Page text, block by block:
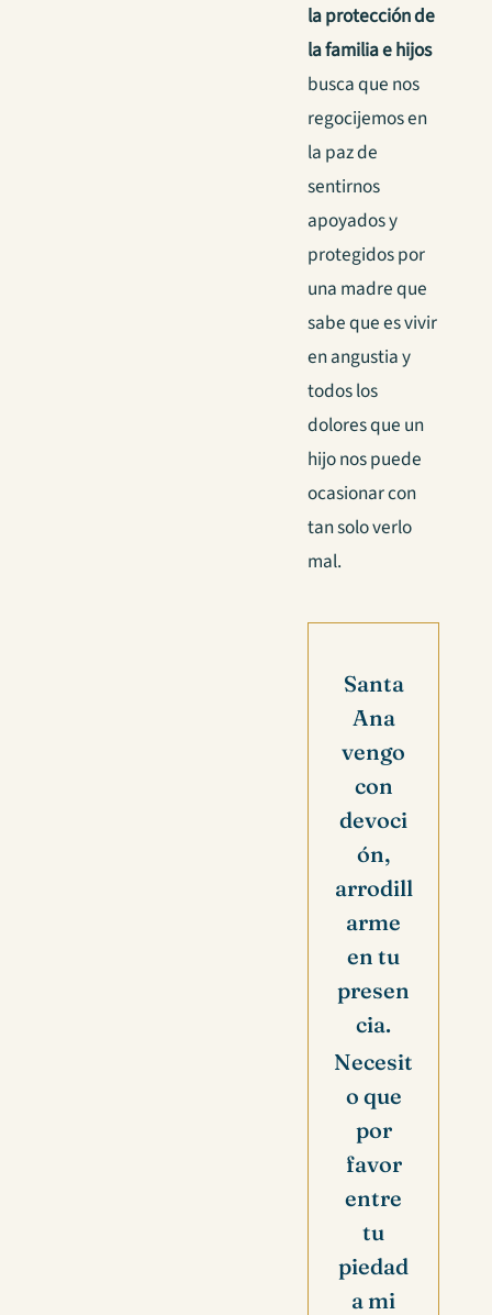
la protección de
la familia e hijos
busca que nos
regocijemos en
la paz de
sentirnos
apoyados y
protegidos por
una madre que
sabe que es vivir
en angustia y
todos los
dolores que un
hijo nos puede
ocasionar con
tan solo verlo
mal.
Santa
Ana
vengo
con
devoci
ón,
arrodill
arme
en tu
presen
cia.
Necesit
o que
por
favor
entre
tu
piedad
a mi